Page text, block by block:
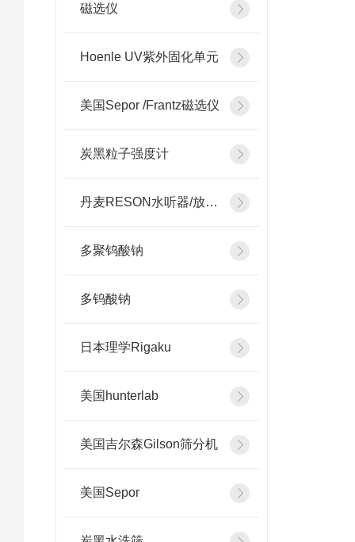
磁选仪
Hoenle UV紫外固化单元
美国Sepor /Frantz磁选仪
炭黑粒子强度计
丹麦RESON水听器/放大器
多聚钨酸钠
多钨酸钠
日本理学Rigaku
美国hunterlab
美国吉尔森Gilson筛分机
美国Sepor